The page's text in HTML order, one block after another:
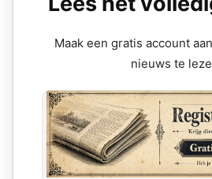
Maak een gratis account
nieuws te